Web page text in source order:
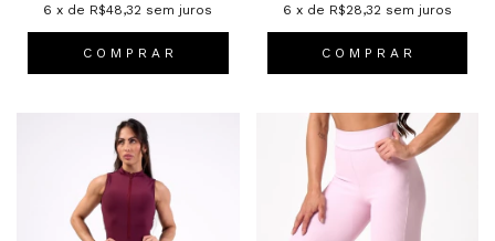
6 x de R$48,32 sem juros
C O M P R A R
6 x de R$28,32 sem juros
C O M P R A R